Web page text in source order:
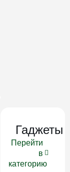
Гаджеты
Перейти
в
категорию